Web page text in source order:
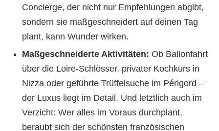
Concierge, der nicht nur Empfehlungen abgibt,
sondern sie maßgeschneidert auf deinen Tag
plant, kann Wunder wirken.
Maßgeschneiderte Aktivitäten: Ob Ballonfahrt
über die Loire-Schlösser, privater Kochkurs in
Nizza oder geführte Trüffelsuche im Périgord –
der Luxus liegt im Detail. Und letztlich auch im
Verzicht: Wer alles im Voraus durchplant,
beraubt sich der schönsten französischen